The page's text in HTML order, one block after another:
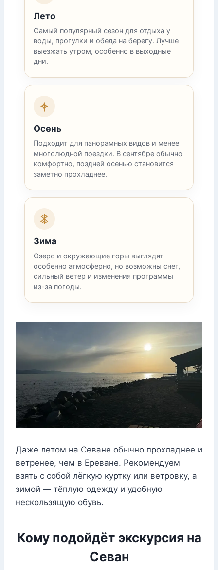
Лето
Самый популярный сезон для отдыха у
воды, прогулки и обеда на берегу. Лучше
выезжать утром, особенно в выходные
дни.
Осень
Подходит для панорамных видов и менее
многолюдной поездки. В сентябре обычно
комфортно, поздней осенью становится
заметно прохладнее.
Зима
Озеро и окружающие горы выглядят
особенно атмосферно, но возможны снег,
сильный ветер и изменения программы
из-за погоды.
Даже летом на Севане обычно прохладнее и
ветренее, чем в Ереване. Рекомендуем
взять с собой лёгкую куртку или ветровку, а
зимой — тёплую одежду и удобную
нескользящую обувь.
Кому подойдёт экскурсия на
Севан